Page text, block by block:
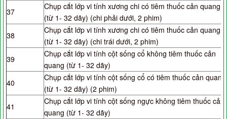
37
Chụp cắt lớp vi tính xương chi có tiêm thuốc cản quang
(từ 1- 32 dãy) (chi phải dưới, 2 phim)
38
Chụp cắt lớp vi tính xương chi có tiêm thuốc cản quang
(từ 1- 32 dãy) (chi trái dưới, 2 phim)
39
Chụp cắt lớp vi tính cột sống cổ không tiêm thuốc cản
quang (từ 1- 32 dãy)
40
Chụp cắt lớp vi tính cột sống cổ có tiêm thuốc cản quang
(từ 1- 32 dãy) (2 phim)
41
Chụp cắt lớp vi tính cột sống ngực không tiêm thuốc cản
quang (từ 1- 32 dãy)